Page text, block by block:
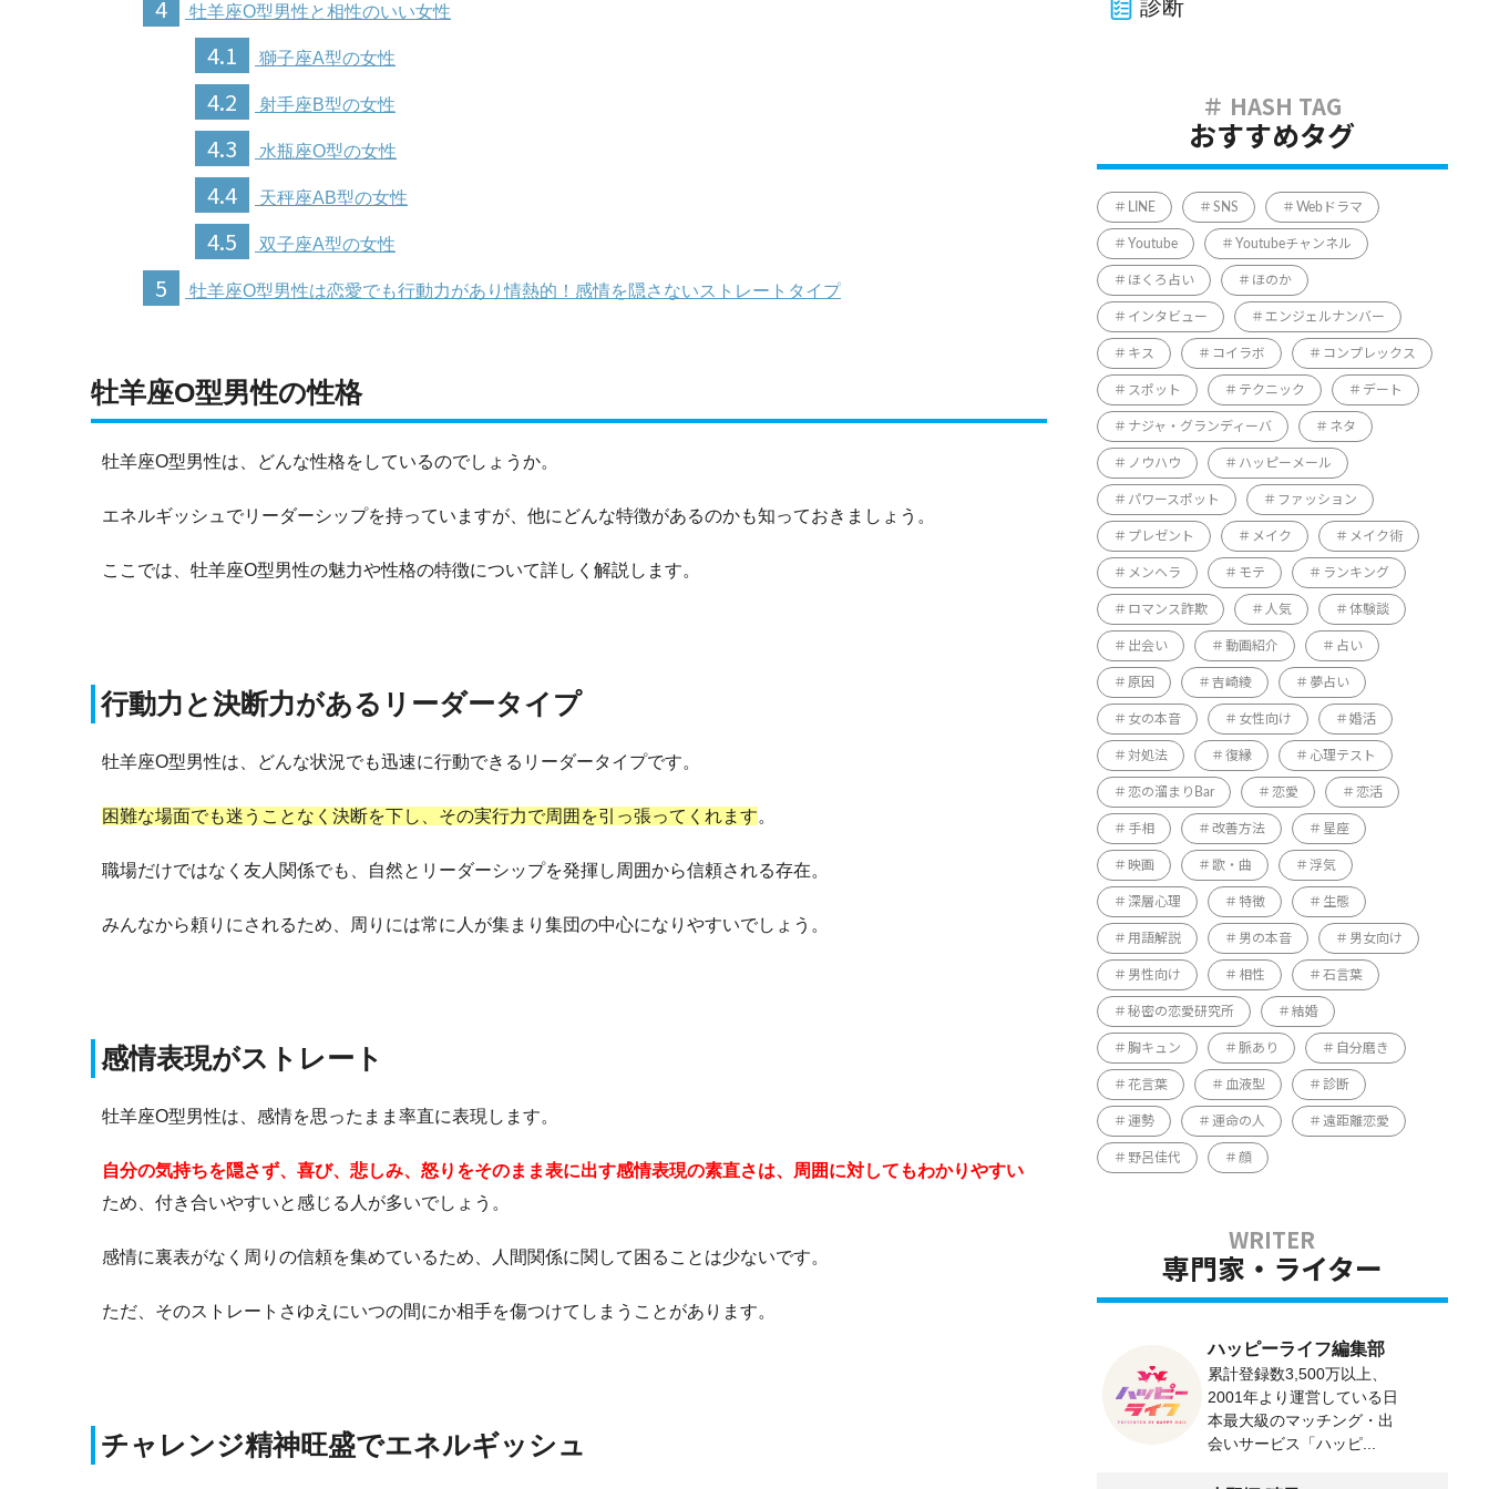
4 牡羊座O型男性と相性のいい女性
4.1 獅子座A型の女性
4.2 射手座B型の女性
4.3 水瓶座O型の女性
4.4 天秤座AB型の女性
4.5 双子座A型の女性
5 牡羊座O型男性は恋愛でも行動力があり情熱的！感情を隠さないストレートタイプ
牡羊座O型男性の性格
牡羊座O型男性は、どんな性格をしているのでしょうか。
エネルギッシュでリーダーシップを持っていますが、他にどんな特徴があるのかも知っておきましょう。
ここでは、牡羊座O型男性の魅力や性格の特徴について詳しく解説します。
行動力と決断力があるリーダータイプ
牡羊座O型男性は、どんな状況でも迅速に行動できるリーダータイプです。
困難な場面でも迷うことなく決断を下し、その実行力で周囲を引っ張ってくれます。
職場だけではなく友人関係でも、自然とリーダーシップを発揮し周囲から信頼される存在。
みんなから頼りにされるため、周りには常に人が集まり集団の中心になりやすいでしょう。
感情表現がストレート
牡羊座O型男性は、感情を思ったまま率直に表現します。
自分の気持ちを隠さず、喜び、悲しみ、怒りをそのまま表に出す感情表現の素直さは、周囲に対してもわかりやすい
ため、付き合いやすいと感じる人が多いでしょう。
感情に裏表がなく周りの信頼を集めているため、人間関係に関して困ることは少ないです。
ただ、そのストレートさゆえにいつの間にか相手を傷つけてしまうことがあります。
チャレンジ精神旺盛でエネルギッシュ
診断
おすすめタグ
LINE SNS Webドラマ
Youtube Youtubeチャンネル
ほくろ占い ほのか
インタビュー エンジェルナンバー
キス コイラボ コンプレックス
スポット テクニック デート
ナジャ・グランディーバ ネタ
ノウハウ ハッピーメール
パワースポット ファッション
プレゼント メイク メイク術
メンヘラ モテ ランキング
ロマンス詐欺 人気 体験談
出会い 動画紹介 占い
原因 吉崎綾 夢占い
女の本音 女性向け 婚活
対処法 復縁 心理テスト
恋の溜まりBar 恋愛 恋活
手相 改善方法 星座
映画 歌・曲 浮気
深層心理 特徴 生態
用語解説 男の本音 男女向け
男性向け 相性 石言葉
秘密の恋愛研究所 結婚
胸キュン 脈あり 自分磨き
花言葉 血液型 診断
運勢 運命の人 遠距離恋愛
野呂佳代 顔
専門家・ライター
ハッピーライフ編集部
累計登録数3,500万以上、
2001年より運営している日
本最大級のマッチング・出
会いサービス「ハッピ...